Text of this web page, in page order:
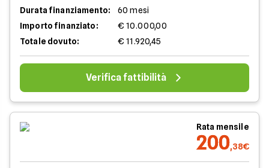
Durata finanziamento:
60 mesi
Importo finanziato:
€ 10.000,00
Totale dovuto:
€ 11.920,45
Verifica fattibilità
Rata mensile
200,38€